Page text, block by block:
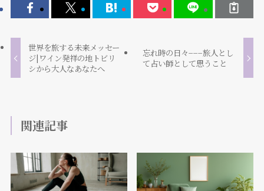
世界を旅する未来メッセー
ジ|ワイン発祥の地トビリ
シから大人なあなたへ
忘れ時の日々−−−旅人とし
て占い師として思うこと
関連記事